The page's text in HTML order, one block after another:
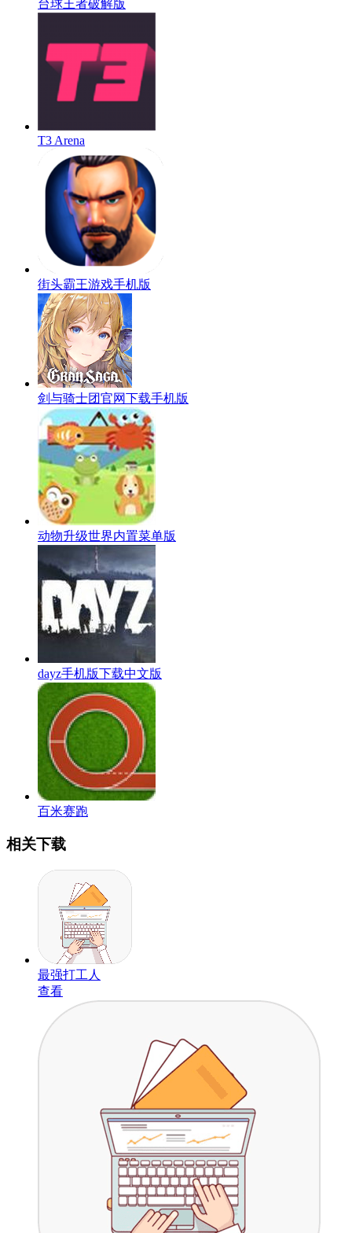
台球王者破解版
T3 Arena
街头霸王游戏手机版
剑与骑士团官网下载手机版
动物升级世界内置菜单版
dayz手机版下载中文版
百米赛跑
相关下载
最强打工人
查看